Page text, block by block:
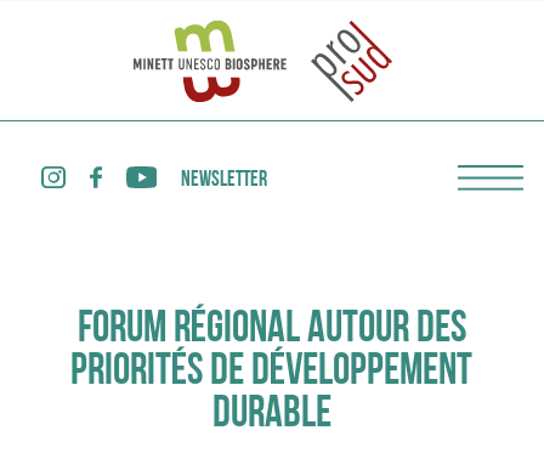
NEWSLETTER
FORUM RÉGIONAL AUTOUR DES
PRIORITÉS DE DÉVELOPPEMENT
DURABLE